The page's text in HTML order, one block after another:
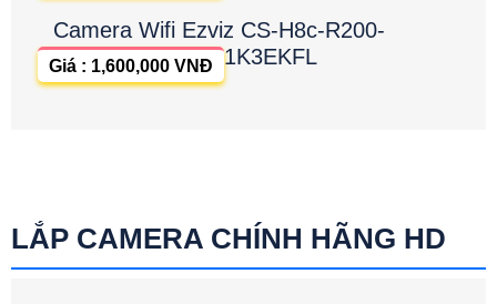
Camera Wifi Ezviz CS-H8c-R200-
1K3EKFL
Giá : 1,600,000 VNĐ
LẮP CAMERA CHÍNH HÃNG HD